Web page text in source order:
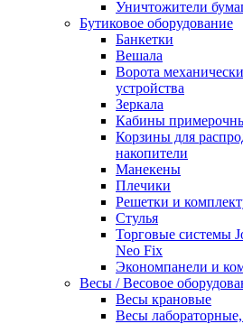
Уничтожители
Бутиковое оборудование
Банкетки
Вешала
Ворота
устройства
Зеркала
Кабины
Корзины для
накопители
Манекены
Плечики
Решетки и
Стулья
Торговые системы
Neo Fix
Экономпанели и
Весы / Весовое
Весы крановые
Весы